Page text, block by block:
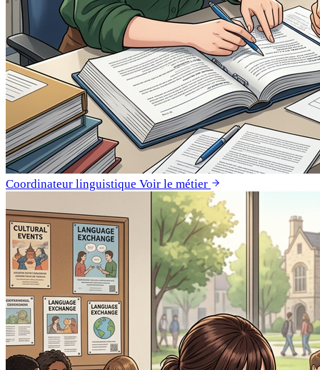
Coordinateur linguistique Voir le métier